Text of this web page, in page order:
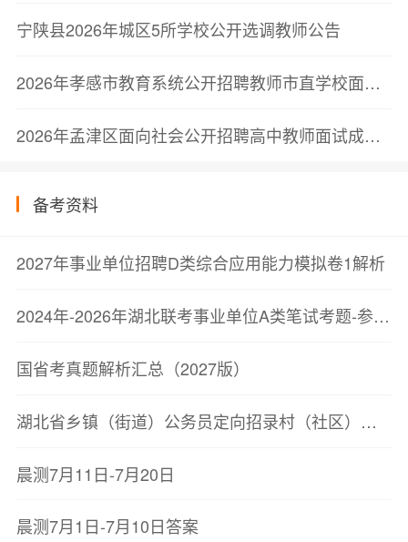
宁陕县2026年城区5所学校公开选调教师公告
2026年孝感市教育系统公开招聘教师市直学校面试公告
2026年孟津区面向社会公开招聘高中教师面试成绩、总成绩及体检公告
备考资料
2027年事业单位招聘D类综合应用能力模拟卷1解析
2024年-2026年湖北联考事业单位A类笔试考题-参考答案与解析（高校辅导员学员专用）
国省考真题解析汇总（2027版）
湖北省乡镇（街道）公务员定向招录村（社区）干部笔试过过关宝典6.0-下册参考答案与解析
晨测7月11日-7月20日
晨测7月1日-7月10日答案